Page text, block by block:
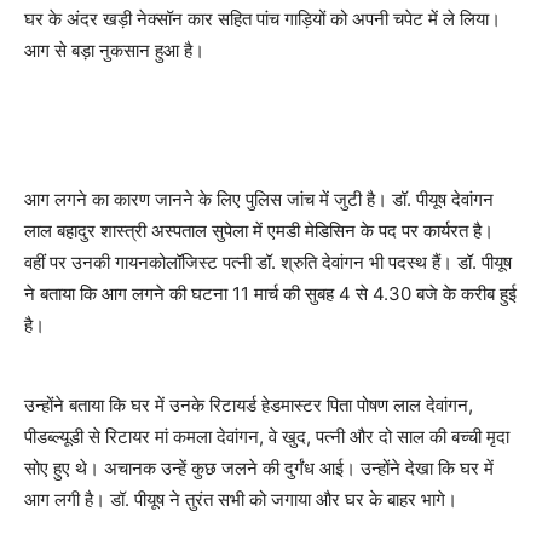
घर के अंदर खड़ी नेक्सॉन कार सहित पांच गाड़ियों को अपनी चपेट में ले लिया।
आग से बड़ा नुकसान हुआ है।
आग लगने का कारण जानने के लिए पुलिस जांच में जुटी है। डॉ. पीयूष देवांगन
लाल बहादुर शास्त्री अस्पताल सुपेला में एमडी मेडिसिन के पद पर कार्यरत है।
वहीं पर उनकी गायनकोलॉजिस्ट पत्नी डॉ. श्रुति देवांगन भी पदस्थ हैं। डॉ. पीयूष
ने बताया कि आग लगने की घटना 11 मार्च की सुबह 4 से 4.30 बजे के करीब हुई
है।
उन्होंने बताया कि घर में उनके रिटायर्ड हेडमास्टर पिता पोषण लाल देवांगन,
पीडब्ल्यूडी से रिटायर मां कमला देवांगन, वे खुद, पत्नी और दो साल की बच्ची मृदा
सोए हुए थे। अचानक उन्हें कुछ जलने की दुर्गंध आई। उन्होंने देखा कि घर में
आग लगी है। डॉ. पीयूष ने तुरंत सभी को जगाया और घर के बाहर भागे।